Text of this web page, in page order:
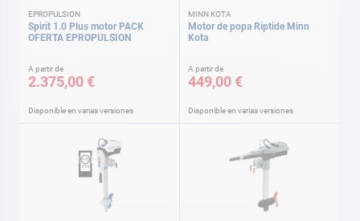
EPROPULSION
Spirit 1.0 Plus motor PACK
OFERTA EPROPULSION
A partir de
2.375,00 €
Disponible en varias versiones
MINN KOTA
Motor de popa Riptide Minn
Kota
A partir de
449,00 €
Disponible en varias versiones